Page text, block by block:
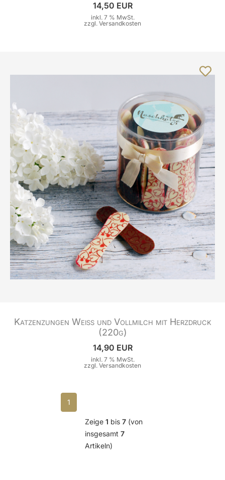
14,50 EUR
inkl. 7 % MwSt.
zzgl. Versandkosten
Katzenzungen Weiß und Vollmilch mit Herzdruck
(220g)
14,90 EUR
inkl. 7 % MwSt.
zzgl. Versandkosten
1
Zeige 1 bis 7 (von
insgesamt 7
Artikeln)